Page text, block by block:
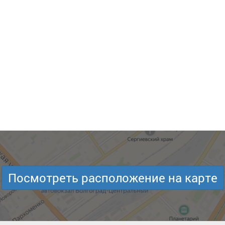
Посмотреть расположение на карте